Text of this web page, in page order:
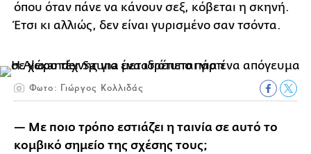
όπου όταν πάνε να κάνουν σεξ, κόβεται η σκηνή.
Έτσι κι αλλιώς, δεν είναι γυρισμένο σαν τσόντα.
Φωτο: Γιώργος Κολλιδάς
— Με ποιο τρόπο εστιάζει η ταινία σε αυτό το
κομβικό σημείο της σχέσης τους;